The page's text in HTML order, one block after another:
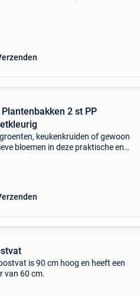
2 st PP
keukenkruiden of gewoon
bloemen in deze praktische en
is 90 cm hoog en heeft een
van 60 cm.